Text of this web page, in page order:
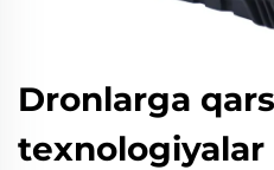
Dronlarga
texnologiyalar